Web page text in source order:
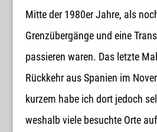
Mitte der 1980er Jahre, als
Grenzübergänge und eine
passieren waren. Das letzte
Rückkehr aus Spanien im
kurzem habe ich dort jedoch
weshalb viele besuchte Orte